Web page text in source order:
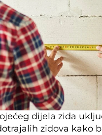
dijela zida
zidova kako